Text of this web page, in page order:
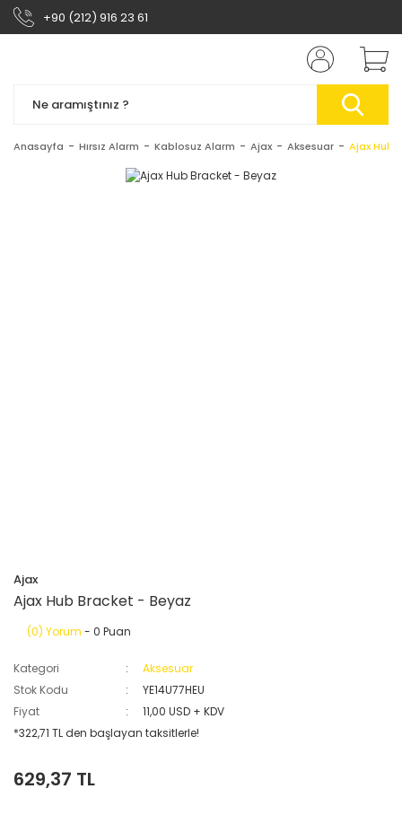
+90 (212) 916 23 61
Anasayfa Hırsız Alarm Kablosuz Alarm Ajax Aksesuar Ajax Hub
Ajax
Ajax Hub Bracket - Beyaz
(0) Yorum - 0 Puan
Kategori
Aksesuar
Stok Kodu
YE14U77HEU
Fiyat
11,00 USD + KDV
*322,71 TL den başlayan taksitlerle!
629,37 TL